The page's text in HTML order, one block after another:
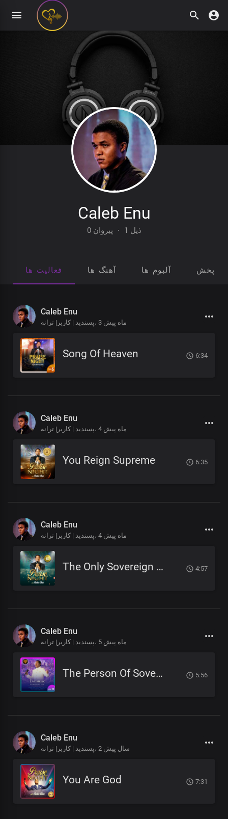
Caleb Enu
0 پیروان · 1 ذیل
فعالیت ها آهنگ ها آلبوم ها پخش
Caleb Enu
پسندید | کاربر| ترانه، 3 ماه پیش
Song Of Heaven 6:34
Caleb Enu
پسندید | کاربر| ترانه، 4 ماه پیش
You Reign Supreme 6:35
Caleb Enu
پسندید | کاربر| ترانه، 4 ماه پیش
The Only Sovereign God 4:57
Caleb Enu
پسندید | کاربر| ترانه، 5 ماه پیش
The Person Of Sovereign Majesty 5:56
Caleb Enu
پسندید | کاربر| ترانه، 2 سال پیش
You Are God 7:31